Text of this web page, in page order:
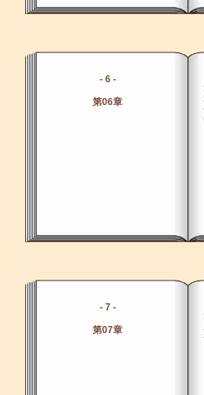
- 6 -
第06章
- 7 -
第07章